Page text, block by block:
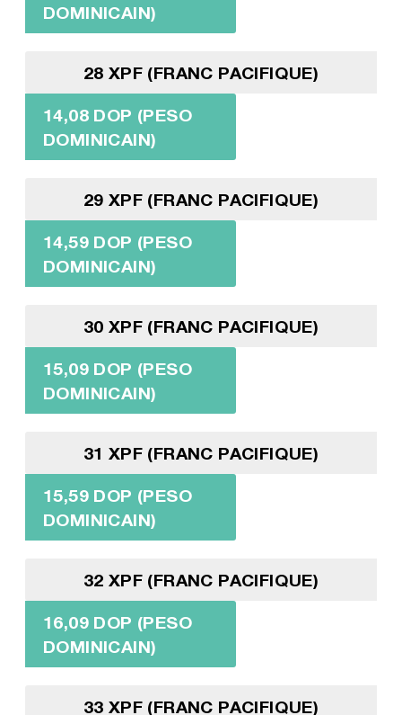
DOMINICAIN)
28 XPF (FRANC PACIFIQUE)
14,08 DOP (PESO
DOMINICAIN)
29 XPF (FRANC PACIFIQUE)
14,59 DOP (PESO
DOMINICAIN)
30 XPF (FRANC PACIFIQUE)
15,09 DOP (PESO
DOMINICAIN)
31 XPF (FRANC PACIFIQUE)
15,59 DOP (PESO
DOMINICAIN)
32 XPF (FRANC PACIFIQUE)
16,09 DOP (PESO
DOMINICAIN)
33 XPF (FRANC PACIFIQUE)